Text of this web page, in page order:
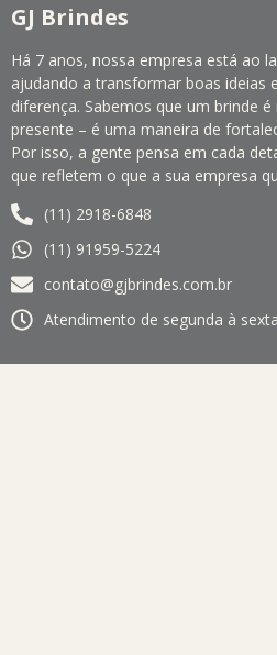
GJ Brindes
Há 7 anos, nossa empresa está ao
ajudando a transformar boas ideias
diferença. Sabemos que um brinde
presente – é uma maneira de
Por isso, a gente pensa em cada
que refletem o que a sua empresa
(11) 2918-6848
(11) 91959-5224
contato@gjbrindes.com.br
Atendimento de segunda à